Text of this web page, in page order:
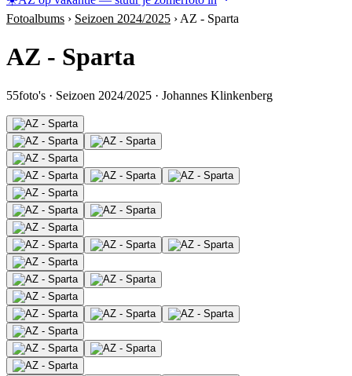
Fotoalbums › Seizoen 2024/2025 › AZ - Sparta
AZ - Sparta
55foto's · Seizoen 2024/2025 · Johannes Klinkenberg